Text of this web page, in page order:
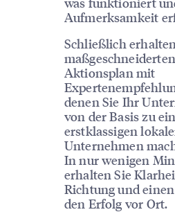
Aufmerksamkeit
Schließlich
maßgeschneiderten
Aktionsplan mit
denen Sie Ihr
von der Basis zu
erstklassigen
Unternehmen
In nur wenigen
erhalten Sie
Richtung und
den Erfolg vor Ort.